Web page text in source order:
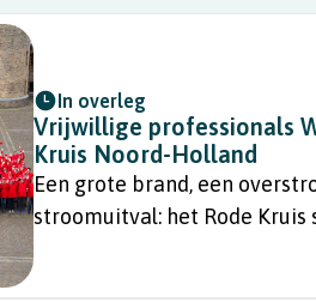
In overleg
Vrijwillige professionals
Kruis Noord-Holland
Een grote brand, een
stroomuitval: het Rode